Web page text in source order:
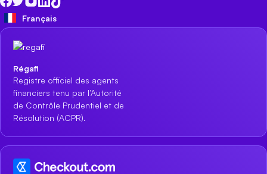
Français
Régafi
Registre officiel des agents
financiers tenu par l’Autorité
de Contrôle Prudentiel et de
Résolution (ACPR).